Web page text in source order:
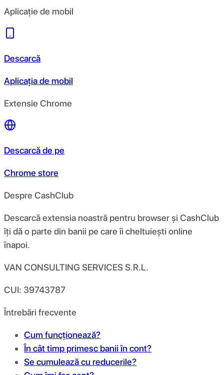
Aplicație de mobil
Descarcă
Aplicația de mobil
Extensie Chrome
Descarcă de pe
Chrome store
Despre CashClub
Descarcă extensia noastră pentru browser și CashClub
îți dă o parte din banii pe care îi cheltuiești online
înapoi.
VAN CONSULTING SERVICES S.R.L.
CUI: 39743787
Întrebări frecvente
Cum funcționează?
În cât timp primesc banii în cont?
Se cumulează cu reducerile?